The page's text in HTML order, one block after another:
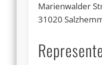
Marienwalder
31020